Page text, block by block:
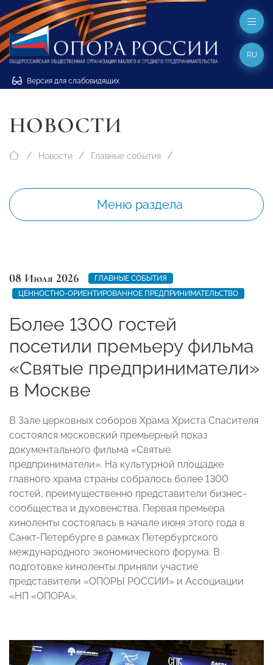
Версия для слабовидящих
RU
НОВОСТИ
Новости Главные события
Меню раздела
08 Июля 2026
ГЛАВНЫЕ СОБЫТИЯ
ЦЕННОСТНО-ОРИЕНТИРОВАННОЕ ПРЕДПРИНИМАТЕЛЬСТВО
Более 1300 гостей
посетили премьеру фильма
«Святые предприниматели»
в Москве
В Зале церковных соборов Храма Христа Спасителя
состоялся московский премьерный показ
документального фильма «Святые
предприниматели». На культурной площадке
главного храма страны собралось более 1300
гостей, преимущественно представители бизнес-
сообщества и духовенства. Первая премьера
киноленты состоялась в начале июня этого года в
Санкт-Петербурге в рамках Петербургского
международного экономического форума. В
подготовке киноленты приняли участие
представители «ОПОРЫ РОССИИ» и Ассоциации
«НП «ОПОРА».